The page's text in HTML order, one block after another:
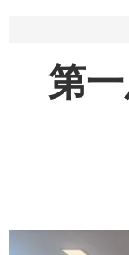
第